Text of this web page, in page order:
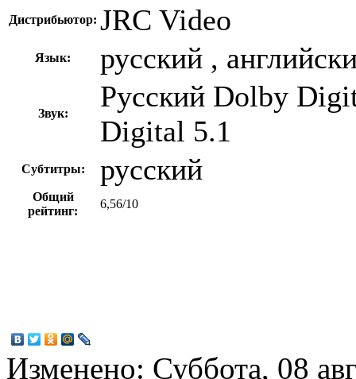
Дистрибьютор: JRC Video
Язык: русский ,
Звук:
Русский Dolby
Digital 5.1
Субтитры: русский
Общий
рейтинг:
6,56/10
Изменено: Суббота, 08